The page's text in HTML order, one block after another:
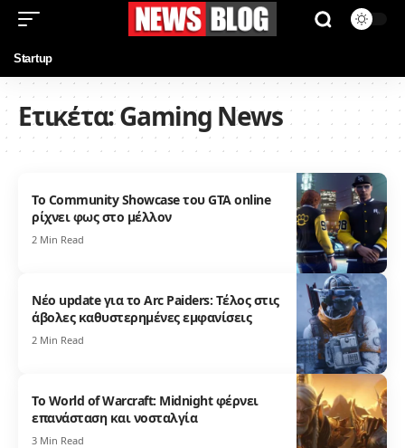
Startup
Ετικέτα:Gaming News
Το Community Showcase του GTA online
ρίχνει φως στο μέλλον
2 Min Read
Νέο update για το Αrc Ρaiders: Tέλος στις
άβολες καθυστερημένες εμφανίσεις
2 Min Read
Το World of Warcraft: Μidnight φέρνει
επανάσταση και νοσταλγία
3 Min Read